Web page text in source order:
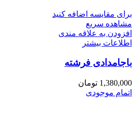
برای مقایسه اضافه کنید
مشاهده سریع
افزودن به علاقه مندی
اطلاعات بیشتر
باجامدادی فرشته
1,380,000 تومان
اتمام موجودی